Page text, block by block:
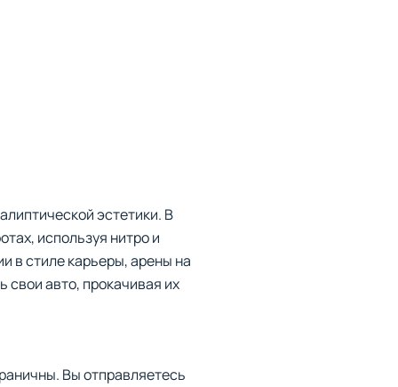
эстетики. В
используя нитро и
в стиле карьеры, арены на
авто, прокачивая их
Вы отправляетесь